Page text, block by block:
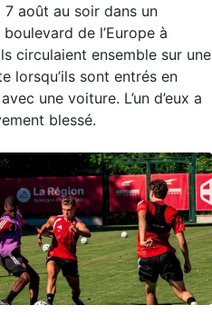
7 août au soir dans un
de l’Europe à
circulaient ensemble sur une
lorsqu’ils sont entrés en
une voiture. L’un d’eux a
blessé.